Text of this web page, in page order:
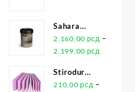
Sahara
Maxidecor
1L
2.160,00 рсд –
2.199,00 рсд
Stirodur
XPS
210,00рсд –